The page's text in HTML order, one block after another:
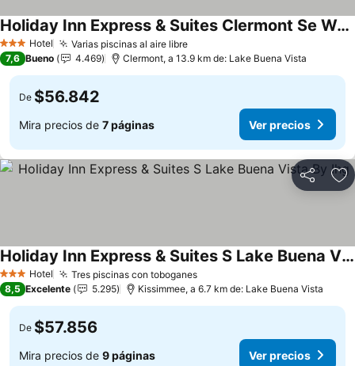
3 Estrellas
Hotel Varias piscinas al aire libre
Holiday Inn Express & Suites Clermont Se West Orlando by IHG
7,6 Bueno 4.469 Clermont, a 13.9 km de: Lake Buena Vista
De $56.842
Mira precios de 7 páginas Ver precios
Compartir
3 Estrellas
Hotel Tres piscinas con toboganes
Holiday Inn Express & Suites S Lake Buena Vista By Ihg
8,5 Excelente 5.295 Kissimmee, a 6.7 km de: Lake Buena Vista
De $57.856
Mira precios de 9 páginas Ver precios